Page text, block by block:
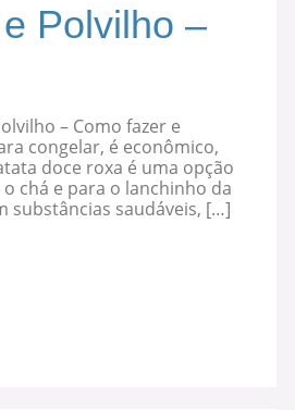
Polvilho –
– Como fazer e
congelar, é econômico,
doce roxa é uma opção
chá e para o lanchinho da
substâncias saudáveis, […]